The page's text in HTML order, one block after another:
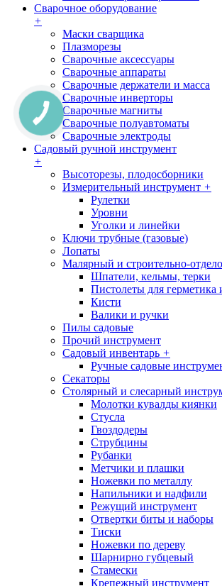
Сварочное оборудование
+
Маски сварщика
Плазморезы
Сварочные аксессуары
Сварочные аппараты
Сварочные держатели и масса
Сварочные инверторы
Сварочные магниты
Сварочные полуавтоматы
Сварочные электроды
Садовый ручной инструмент
+
Высоторезы, плодосборники
Измерительный инструмент +
Рулетки
Уровни
Уголки и линейки
Ключи трубные (газовые)
Лопаты
Малярный и строительно-
Шпатели, кельмы, терки
Пистолеты для герметика
Кисти
Валики и ручки
Пилы садовые
Прочий инструмент
Садовый инвентарь +
Ручные садовые
Секаторы
Столярный и слесарный
Молотки кувалды киянки
Стусла
Гвоздодеры
Струбцины
Рубанки
Метчики и плашки
Ножевки по металлу
Напильники и надфили
Режущий инструмент
Отвертки биты и наборы
Тиски
Ножевки по дереву
Шарнирно губцевый
Стамески
Крепежный инструмент